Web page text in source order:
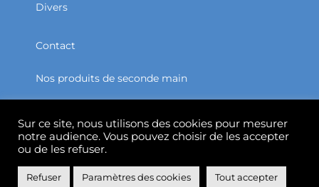
Divers
Contact
Nos produits de seconde main
Accueil
Sur ce site, nous utilisons des cookies pour mesurer
notre audience. Vous pouvez choisir de les accepter
ou de les refuser.
Refuser Paramètres des cookies Tout accepter